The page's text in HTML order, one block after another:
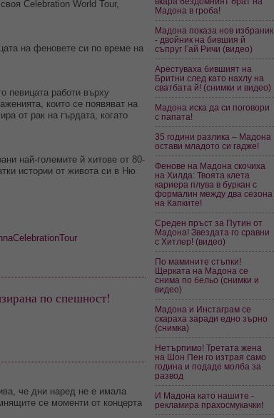
Celebration World Tour,
на феновете си по време на
певицата работи върху
които се появяват на
от рак на гърдата, когато
най-големите й хитове от 80-
истории от живота си в Ню
по спешност!
че дни наред не е имала
се моменти от концерта
Мадона в гроба!
Мадона показа нов избраник
- двойник на бившия й
съпруг Гай Ричи (видео)
Арестуваха бившият на
Бритни след като нахлу на
сватбата й! (снимки и видео)
Мадона иска да си поговори
с папата!
35 години разлика – Мадона
остави младото си гадже!
Фенове на Мадона скочиха
на Хилда: Твоята клета
кариера плува в буркан с
формалин между два сезона
на Капките!
Среден пръст за Путин от
Мадона! Звездата го сравни
с Хитлер! (видео)
По мамините стъпки!
Щерката на Мадона се
снима по бельо (снимки и
видео)
Мадона и Инстаграм се
скараха заради едно зърно
(снимка)
Нетърпимо! Третата жена
на Шон Пен го изтрая само
година и подаде молба за
развод
И Мадона като нашите -
рекламира прахосмукачки!